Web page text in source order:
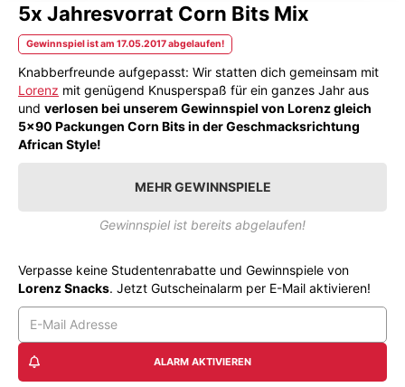
5x Jahresvorrat Corn Bits Mix
Gewinnspiel ist am 17.05.2017 abgelaufen!
Knabberfreunde aufgepasst: Wir statten dich gemeinsam mit
Lorenz mit genügend Knusperspaß für ein ganzes Jahr aus
und verlosen bei unserem Gewinnspiel von Lorenz gleich
5x90 Packungen Corn Bits in der Geschmacksrichtung
African Style!
MEHR GEWINNSPIELE
Gewinnspiel ist bereits abgelaufen!
Verpasse keine Studentenrabatte und Gewinnspiele von
Lorenz Snacks. Jetzt Gutscheinalarm per E-Mail aktivieren!
ALARM AKTIVIEREN